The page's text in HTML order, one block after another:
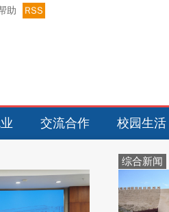
助 RSS
交流合作 校园生活
综合新闻